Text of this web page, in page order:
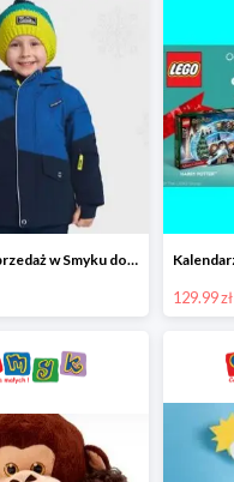
Zimowa wyprzedaż w Smyku do -50%
129.99 zł